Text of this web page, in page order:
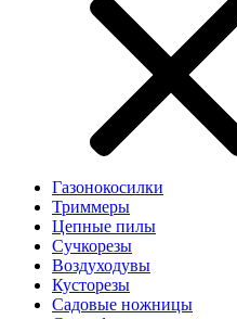
Газонокосилки
Триммеры
Цепные пилы
Cучкорезы
Воздуходувы
Кусторезы
Садовые ножницы